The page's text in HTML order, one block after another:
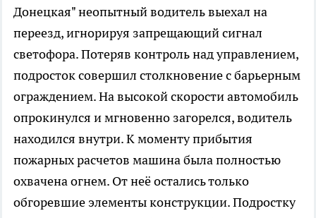
Донецкая" неопытный водитель выехал на
переезд, игнорируя запрещающий сигнал
светофора. Потеряв контроль над управлением,
подросток совершил столкновение с барьерным
ограждением. На высокой скорости автомобиль
опрокинулся и мгновенно загорелся, водитель
находился внутри. К моменту прибытия
пожарных расчетов машина была полностью
охвачена огнем. От неё остались только
обгоревшие элементы конструкции. Подростку